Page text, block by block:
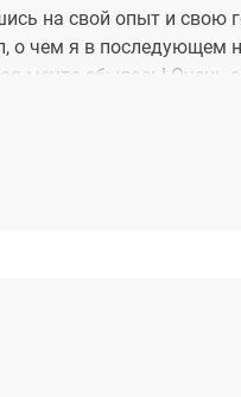
на свой опыт и свою
о чем я в последующем
мечта сбылась! Очень